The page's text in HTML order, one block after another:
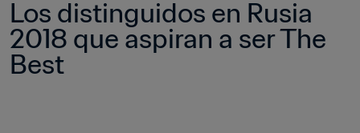
Los distinguidos en Rusia
2018 que aspiran a ser The
Best